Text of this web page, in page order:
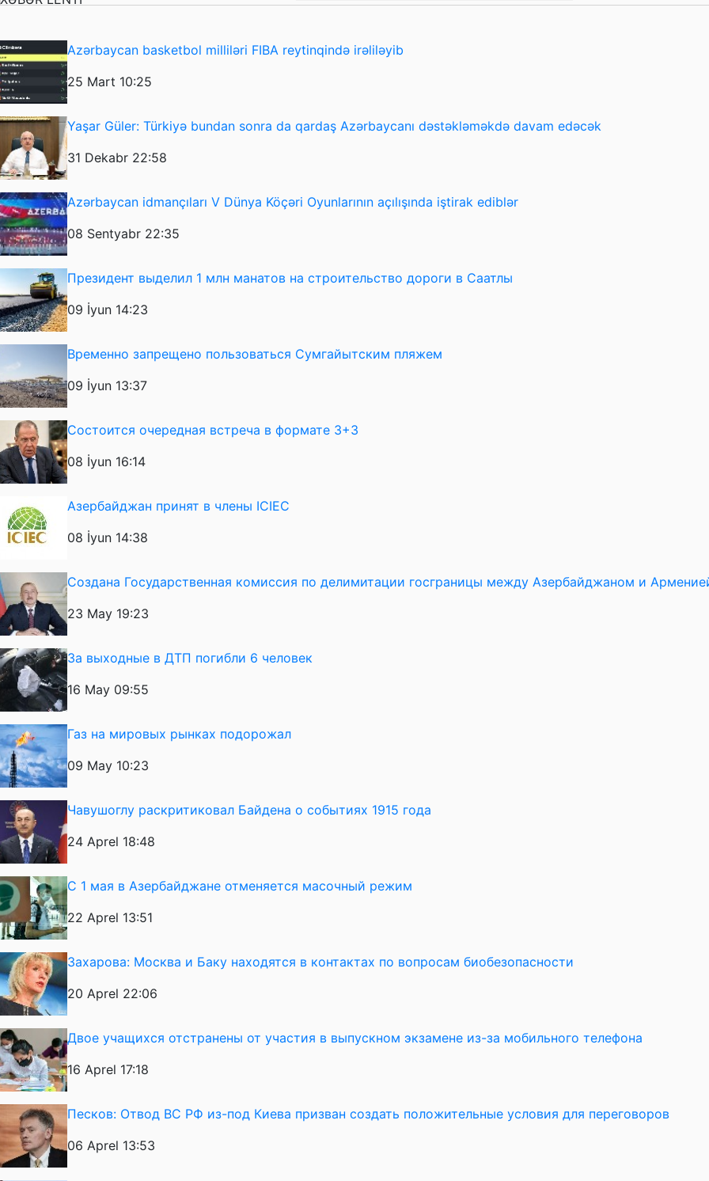
Azərbaycan basketbol milliləri FIBA reytinqində irəliləyib
25 Mart 10:25
Yaşar Güler: Türkiyə bundan sonra da qardaş Azərbaycanı dəstəkləməkdə davam edəcək
31 Dekabr 22:58
Azərbaycan idmançıları V Dünya Köçəri Oyunlarının açılışında iştirak ediblər
08 Sentyabr 22:35
Президент выделил 1 млн манатов на строительство дороги в Саатлы
09 İyun 14:23
Временно запрещено пользоваться Сумгайытским пляжем
09 İyun 13:37
Состоится очередная встреча в формате 3+3
08 İyun 16:14
Азербайджан принят в члены ICIEC
08 İyun 14:38
Создана Государственная комиссия по делимитации госграницы между Азербайджаном и
23 May 19:23
За выходные в ДТП погибли 6 человек
16 May 09:55
Газ на мировых рынках подорожал
09 May 10:23
Чавушоглу раскритиковал Байдена о событиях 1915 года
24 Aprel 18:48
С 1 мая в Азербайджане отменяется масочный режим
22 Aprel 13:51
Захарова: Москва и Баку находятся в контактах по вопросам биобезопасности
20 Aprel 22:06
Двое учащихся отстранены от участия в выпускном экзамене из-за мобильного телефона
16 Aprel 17:18
Песков: Отвод ВС РФ из-под Киева призван создать положительные условия для переговоров
06 Aprel 13:53